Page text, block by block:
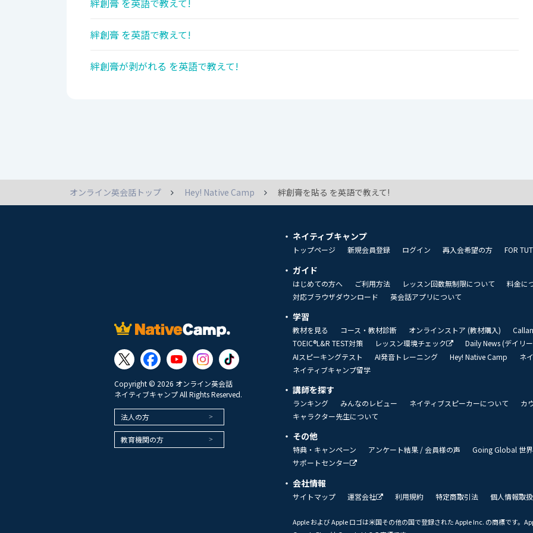
絆創膏 を英語で教えて!
絆創膏 を英語で教えて!
絆創膏が剥がれる を英語で教えて!
オンライン英会話トップ Hey! Native Camp 絆創膏を貼る を英語で教えて!
Copyright © 2026 オンライン英会話
ネイティブキャンプ All Rights Reserved.
法人の方
教育機関の方
ネイティブキャンプ
トップページ 新規会員登録 ログイン 再入会希望の方 FOR
ガイド
はじめての方へ ご利用方法 レッスン回数無制限について
料金に
対応ブラウザダウンロード
英会話アプリについて
学習
教材を見る コース・教材診断 オンラインストア (教材購入)
TOEIC®L&R TEST対策
レッスン環境チェック
Daily News (デイリ
AIスピーキングテスト
AI発音トレーニング Hey! Native Camp
ネ
ネイティブキャンプ留学
講師を探す
ランキング みんなのレビュー ネイティブスピーカーについて
カ
キャラクター先生について
その他
特典・キャンペーン アンケート結果 / 会員様の声
Going Global 世
サポートセンター
会社情報
サイトマップ 運営会社 利用規約 特定商取引法 個人情報取
Apple および Apple ロゴは米国その他の国で登録された Apple Inc. の商標です。